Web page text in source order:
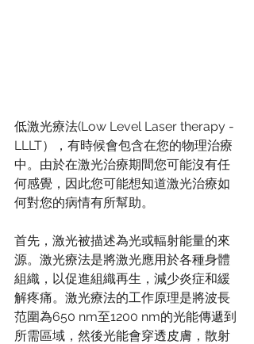
低激光療法(Low Level Laser therapy -
LLLT），有時候會包含在您的物理治療
中。由於在激光治療期間您可能沒有任
何感覺，因此您可能想知道激光治療如
何對您的病情有所幫助。
首先，激光被描述為光或輻射能量的來
源。激光療法是將激光應用於各種身體
組織，以促進組織再生，減少炎症和緩
解疼痛。激光療法的工作原理是將波長
范圍為650 nm至1200 nm的光能傳遞到
所需區域，然後光能會穿透皮膚，散射